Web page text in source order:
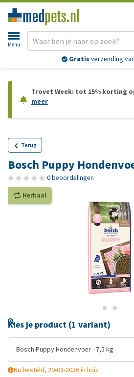
Menu
Gratis verzending
Trovet Week: tot 15% korting
meer
Terug
Bosch Puppy
0 beoordelingen
Herhaal
Kies je product (1 variant)
Bosch Puppy Hondenvoer - 7,5 kg
Nu besteld, 20-08-2026 in huis